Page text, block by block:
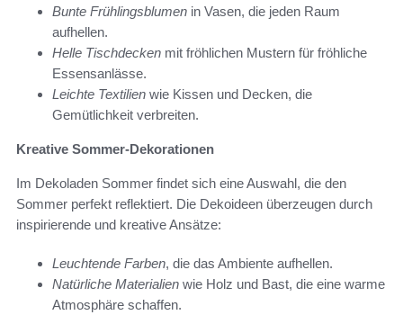
Bunte Frühlingsblumen in Vasen, die jeden Raum
aufhellen.
Helle Tischdecken mit fröhlichen Mustern für fröhliche
Essensanlässe.
Leichte Textilien wie Kissen und Decken, die
Gemütlichkeit verbreiten.
Kreative Sommer-Dekorationen
Im Dekoladen Sommer findet sich eine Auswahl, die den
Sommer perfekt reflektiert. Die Dekoideen überzeugen durch
inspirierende und kreative Ansätze:
Leuchtende Farben, die das Ambiente aufhellen.
Natürliche Materialien wie Holz und Bast, die eine warme
Atmosphäre schaffen.